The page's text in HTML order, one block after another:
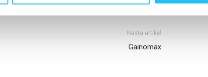
Nästa artikel
Gainomax